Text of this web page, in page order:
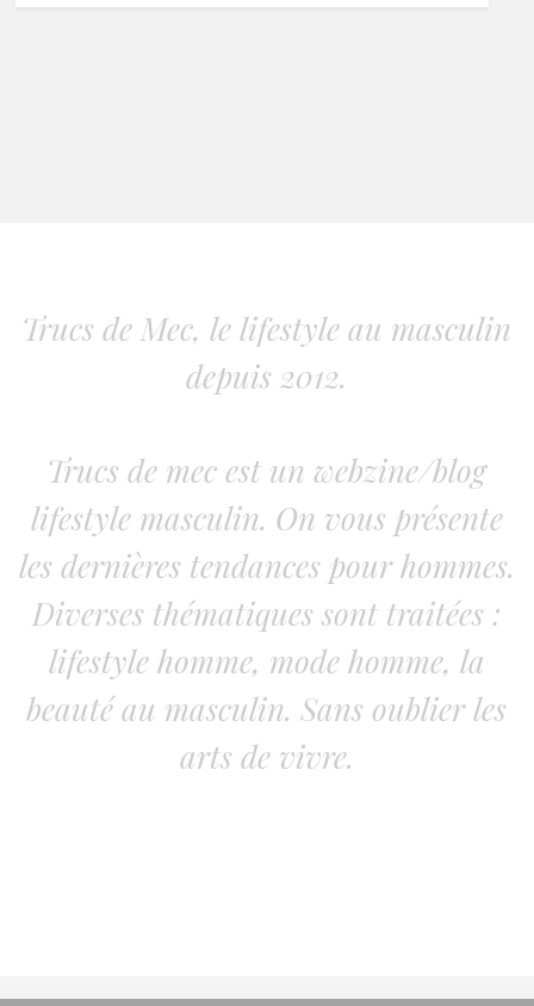
Trucs de Mec, le lifestyle au masculin
depuis 2012.
Trucs de mec est un webzine/blog
lifestyle masculin. On vous présente
les dernières tendances pour hommes.
Diverses thématiques sont traitées :
lifestyle homme, mode homme, la
beauté au masculin. Sans oublier les
arts de vivre.